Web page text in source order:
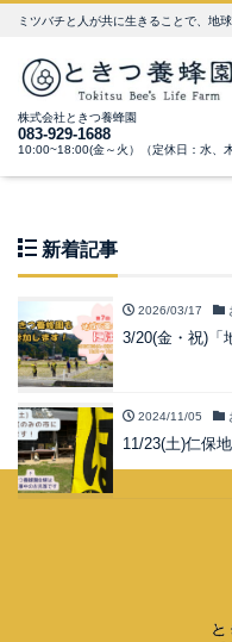
ミツバチと人が共に生きることで、地
株式会社ときつ養蜂園
083-929-1688
10:00~18:00(金～火）（定休日：水、木
新着記事
2026/03/17
3/20(金・祝)「
2024/11/05
11/23(土)仁保